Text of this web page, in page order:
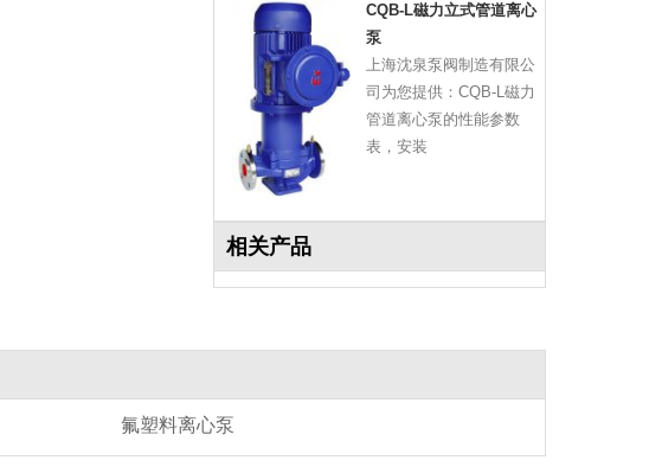
CQB-L磁力立式管道离心
泵
上海沈泉泵阀制造有限公
司为您提供：CQB-L磁力
管道离心泵的性能参数
表，安装
相关产品
氟塑料离心泵